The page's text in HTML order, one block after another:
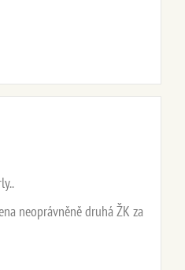
neoprávněně druhá ŽK za